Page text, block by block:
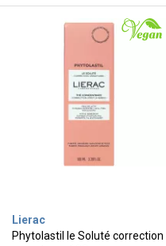
Lierac
Phytolastil le Soluté correction